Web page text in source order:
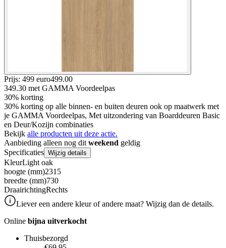
Prijs: 499 euro499.00
349.30 met GAMMA Voordeelpas
30% korting
30% korting op alle binnen- en buiten deuren ook op maatwerk met
je GAMMA Voordeelpas, Met uitzondering van Boarddeuren Basic
en Deur/Kozijn combinaties
Bekijk alle producten uit deze actie.
Aanbieding alleen nog dit weekend geldig
Specificaties Wijzig details
KleurLight oak
hoogte (mm)2315
breedte (mm)730
DraairichtingRechts
Liever een andere kleur of andere maat? Wijzig dan de details.
Online bijna uitverkocht
Thuisbezorgd